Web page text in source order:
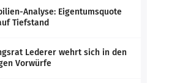
Analyse: Eigentumsquote
Tiefstand
Lederer wehrt sich in den
Vorwürfe